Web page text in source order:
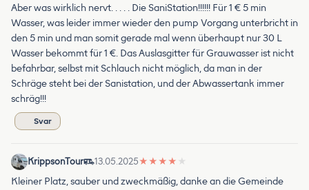
Aber was wirklich nervt. . . . . Die SaniStation!!!!!! Für 1 € 5 min
Wasser, was leider immer wieder den pump Vorgang unterbricht in
den 5 min und man somit gerade mal wenn überhaupt nur 30 L
Wasser bekommt für 1 €. Das Auslasgitter für Grauwasser ist nicht
befahrbar, selbst mit Schlauch nicht möglich, da man in der
Schräge steht bei der Sanistation, und der Abwassertank immer
schräg!!!
Svar
KrippsonTour 13.05.2025★ ★ ★ ★ ★
Kleiner Platz, sauber und zweckmäßig, danke an die Gemeinde